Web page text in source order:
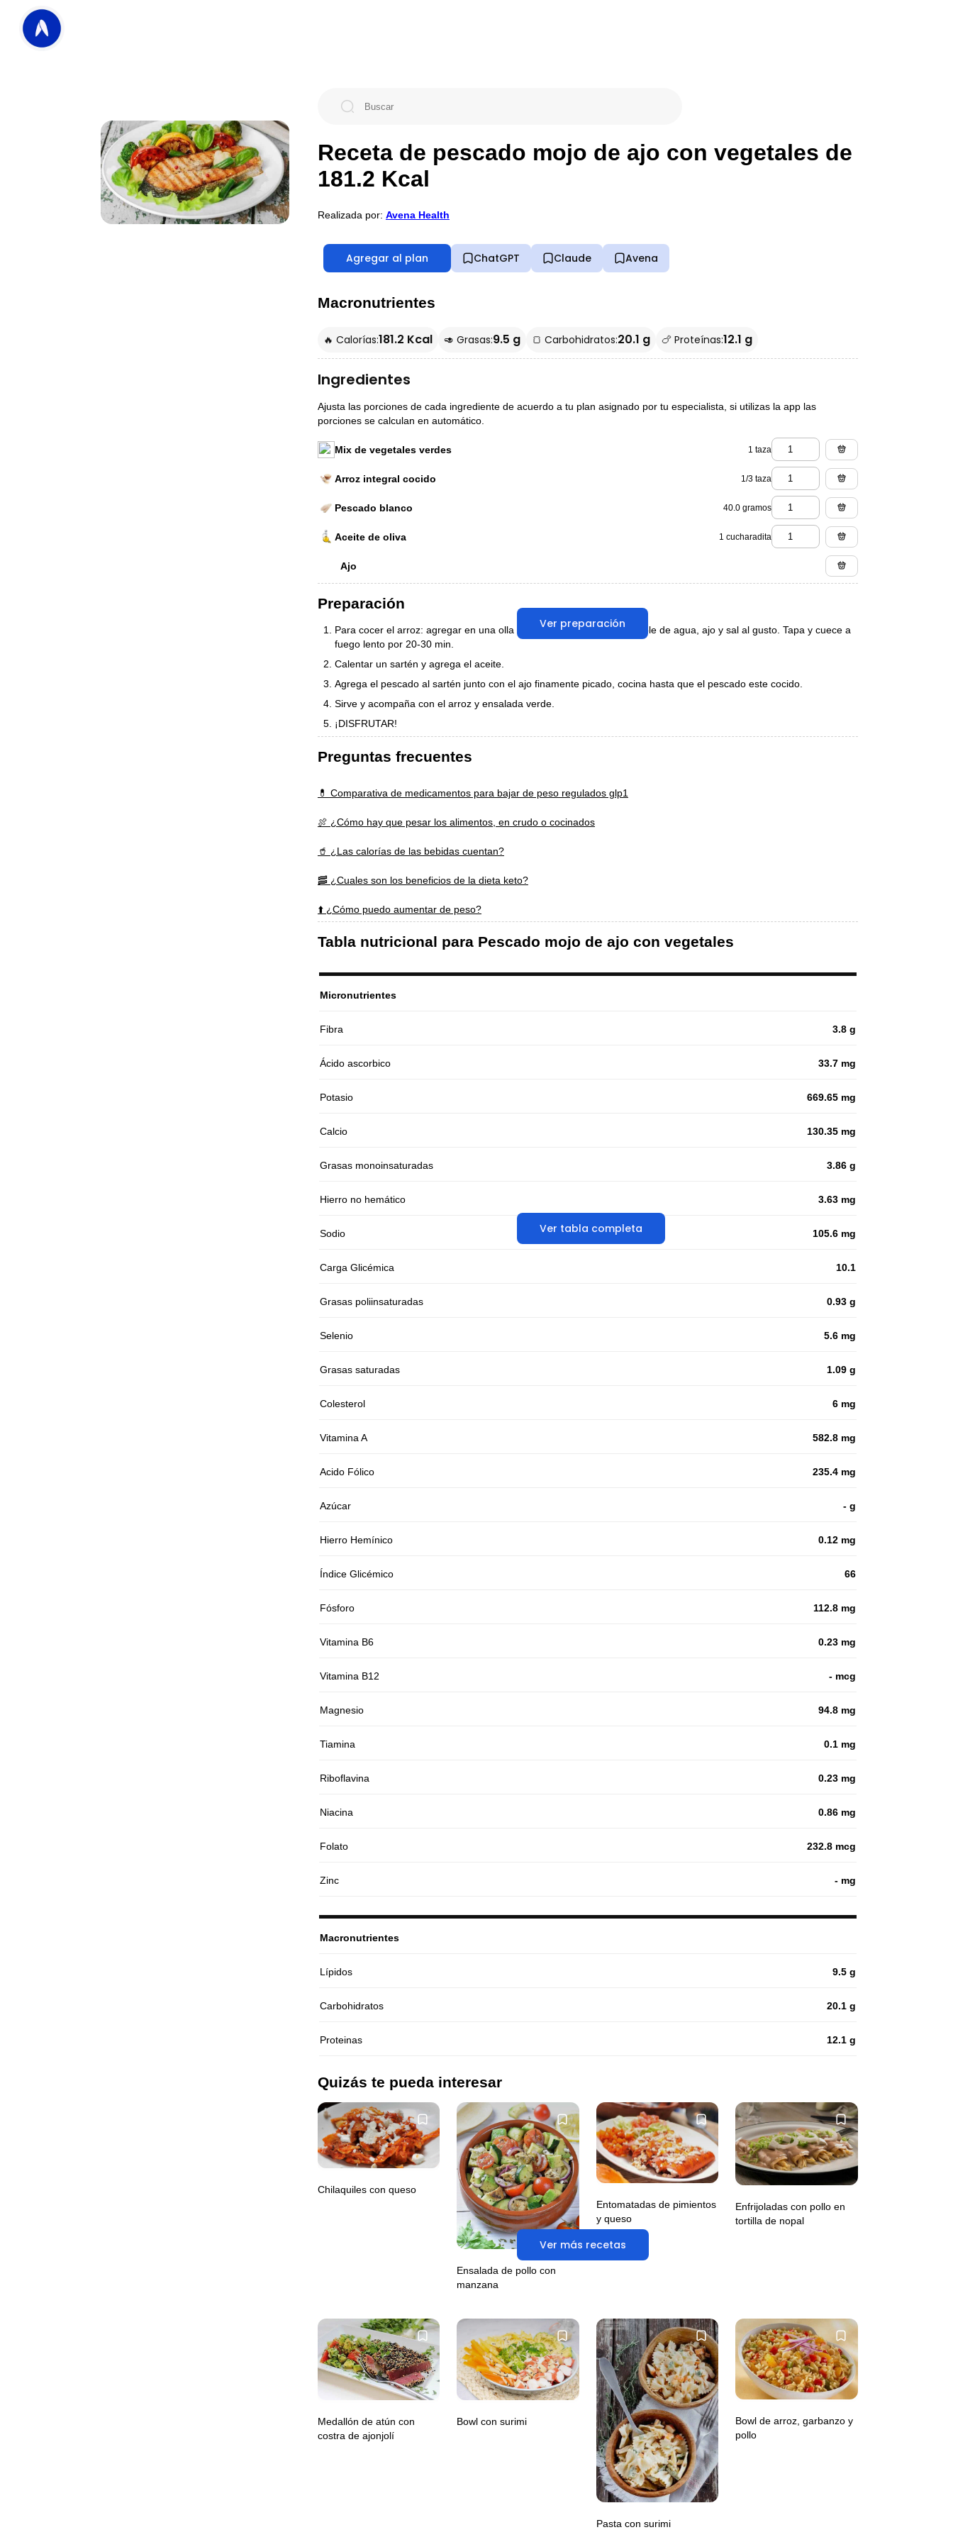
Receta de pescado mojo de ajo con vegetales de
181.2 Kcal
Realizada por: Avena Health
Agregar al plan ChatGPT Claude Avena
Macronutrientes
🔥 Calorías:181.2 Kcal 🥑 Grasas:9.5 g 🍞 Carbohidratos:20.1 g 🍗 Proteínas:12.1 g
Ingredientes
Ajusta las porciones de cada ingrediente de acuerdo a tu plan asignado por tu especialista, si utilizas la app las
porciones se calculan en automático.
Mix de vegetales verdes 1 taza
Arroz integral cocido 1/3 taza
Pescado blanco 40.0 gramos
Aceite de oliva 1 cucharadita
Ajo
Ver preparación
Preparación
Para cocer el arroz: agregar en una olla una porción de arroz y el doble de agua, ajo y sal al gusto. Tapa y cuece a
fuego lento por 20-30 min.
Calentar un sartén y agrega el aceite.
Agrega el pescado al sartén junto con el ajo finamente picado, cocina hasta que el pescado este cocido.
Sirve y acompaña con el arroz y ensalada verde.
¡DISFRUTAR!
Preguntas frecuentes
💊 Comparativa de medicamentos para bajar de peso regulados glp1
🍖 ¿Cómo hay que pesar los alimentos, en crudo o cocinados
🥤 ¿Las calorías de las bebidas cuentan?
🥓 ¿Cuales son los beneficios de la dieta keto?
⬆️ ¿Cómo puedo aumentar de peso?
Tabla nutricional para Pescado mojo de ajo con vegetales
Ver tabla completa
Micronutrientes
Fibra 3.8 g
Ácido ascorbico 33.7 mg
Potasio 669.65 mg
Calcio 130.35 mg
Grasas monoinsaturadas 3.86 g
Hierro no hemático 3.63 mg
Sodio 105.6 mg
Carga Glicémica 10.1
Grasas poliinsaturadas 0.93 g
Selenio 5.6 mg
Grasas saturadas 1.09 g
Colesterol 6 mg
Vitamina A 582.8 mg
Acido Fólico 235.4 mg
Azúcar - g
Hierro Hemínico 0.12 mg
Índice Glicémico 66
Fósforo 112.8 mg
Vitamina B6 0.23 mg
Vitamina B12 - mcg
Magnesio 94.8 mg
Tiamina 0.1 mg
Riboflavina 0.23 mg
Niacina 0.86 mg
Folato 232.8 mcg
Zinc - mg
Macronutrientes
Lípidos 9.5 g
Carbohidratos 20.1 g
Proteinas 12.1 g
Quizás te pueda interesar
Ver más recetas
Chilaquiles con queso
Ensalada de pollo con
manzana
Entomatadas de pimientos
y queso
Enfrijoladas con pollo en
tortilla de nopal
Medallón de atún con
costra de ajonjolí
Bowl con surimi
Pasta con surimi
Bowl de arroz, garbanzo y
pollo